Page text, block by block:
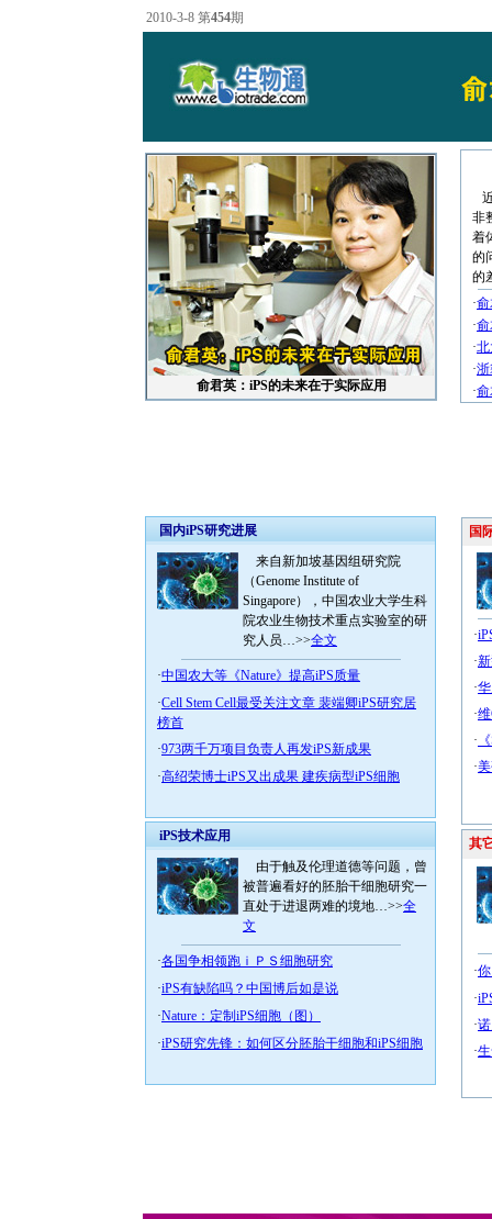
2010-3-8 第454期
俞君英：iPS的未来在于实际应用
非
着
的
的
·俞
·
·
·
·
国内iPS研究进展
来自新加坡基因组研究院
（Genome Institute of
Singapore），中国农业大学生科
院农业生物技术重点实验室的研
究人员…>>全文
·中国农大等《Nature》提高iPS质量
·Cell Stem Cell最受关注文章 裴端卿iPS研究居
榜首
·973两千万项目负责人再发iPS新成果
·高绍荣博士iPS又出成果 建疾病型iPS细胞
iPS技术应用
由于触及伦理道德等问题，曾
被普遍看好的胚胎干细胞研究一
直处于进退两难的境地…>>全
文
·各国争相领跑ｉＰＳ细胞研究
·iPS有缺陷吗？中国博后如是说
·Nature：定制iPS细胞（图）
·iPS研究先锋：如何区分胚胎干细胞和iPS细胞
国
·
·
·
·
·
·
其
·
·
·
·